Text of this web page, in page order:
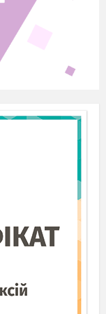
квіти, які
Хтось
зробити з
створила
квіти.
невеличку
(Вчитель
їх).
мистецтва
картини? (У
майстриня?